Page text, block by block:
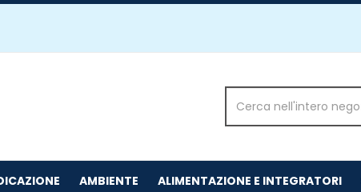
Prodotto
AMBIENTE ALIMENTAZIONE E INTEGRATORI